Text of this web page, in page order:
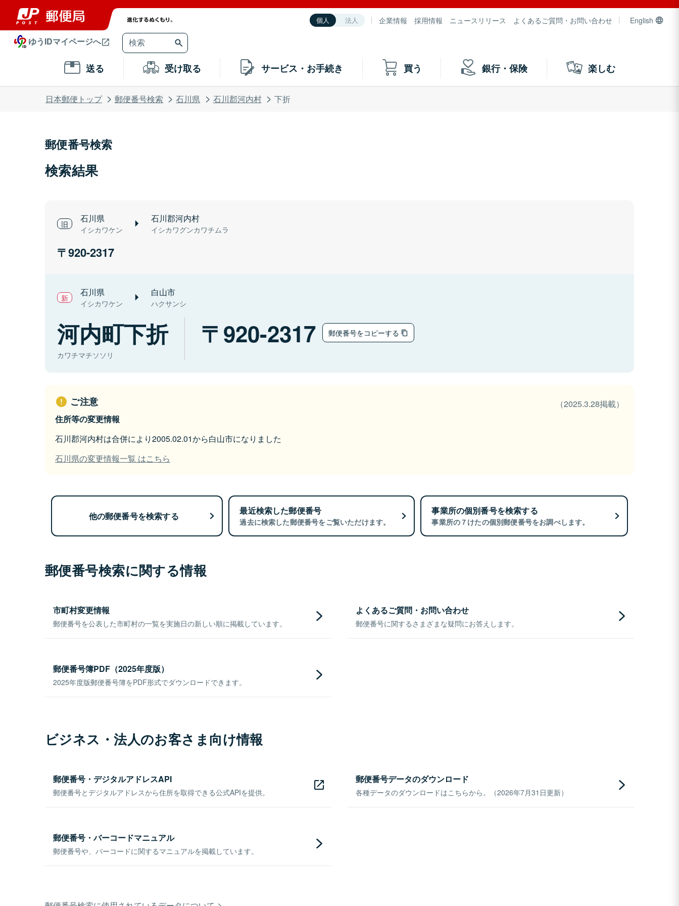
個人 法人 企業情報 採用情報 ニュースリリース よくあるご質問・お問い合わせ English
ゆうIDマイページへ
送る 受け取る サービス・お手続き 買う 銀行・保険 楽しむ
日本郵便トップ 郵便番号検索 石川県 石川郡河内村 下折
郵便番号検索
検索結果
石川県
イシカワケン
石川郡河内村
イシカワグンカワチムラ
920-2317
石川県
イシカワケン
白山市
ハクサンシ
河内町下折
カワチマチソソリ
920-2317 郵便番号をコピーする
ご注意
（2025.3.28掲載）
住所等の変更情報
石川郡河内村は合併により2005.02.01から白山市になりました
石川県の変更情報一覧 はこちら
他の郵便番号を検索する 最近検索した郵便番号
過去に検索した郵便番号をご覧いただけます。
事業所の個別番号を検索する
事業所の７けたの個別郵便番号をお調べします。
郵便番号検索に関する情報
市町村変更情報
郵便番号を公表した市町村の一覧を実施日の新しい順に掲載しています。
よくあるご質問・お問い合わせ
郵便番号に関するさまざまな疑問にお答えします。
郵便番号簿PDF（2025年度版）
2025年度版郵便番号簿をPDF形式でダウンロードできます。
ビジネス・法人のお客さま向け情報
郵便番号・デジタルアドレスAPI
郵便番号とデジタルアドレスから住所を取得できる公式APIを提供。
郵便番号データのダウンロード
各種データのダウンロードはこちらから。（2026年7月31日更新）
郵便番号・バーコードマニュアル
郵便番号や、バーコードに関するマニュアルを掲載しています。